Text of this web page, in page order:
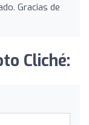
Gracias de
Cliché: